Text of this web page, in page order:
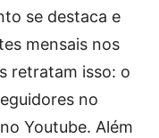
se destaca e
mensais nos
retratam isso: o
no
Youtube. Além